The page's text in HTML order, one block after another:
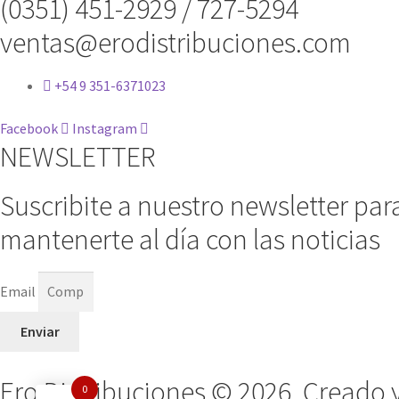
(0351) 451-2929 / 727-5294
ventas@erodistribuciones.com
+54 9 351-6371023
Facebook Instagram
NEWSLETTER
Suscribite a nuestro newsletter
mantenerte al día con las noticias
Email
Enviar
Ero Distribuciones © 2026.
0